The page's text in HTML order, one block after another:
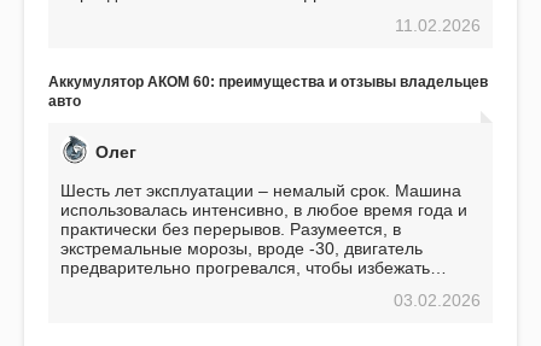
пожалел. Считаю, что это отличное вложение,11.02.2026
Аккумулятор АКОМ 60: преимущества и отзывы владельцев
авто
Олег
Шесть лет эксплуатации – немалый срок. Машина
использовалась интенсивно, в любое время года и
практически без перерывов. Разумеется, в
экстремальные морозы, вроде -30, двигатель
предварительно прогревался, чтобы избежать
использования не было ни единой поломки,03.02.2026